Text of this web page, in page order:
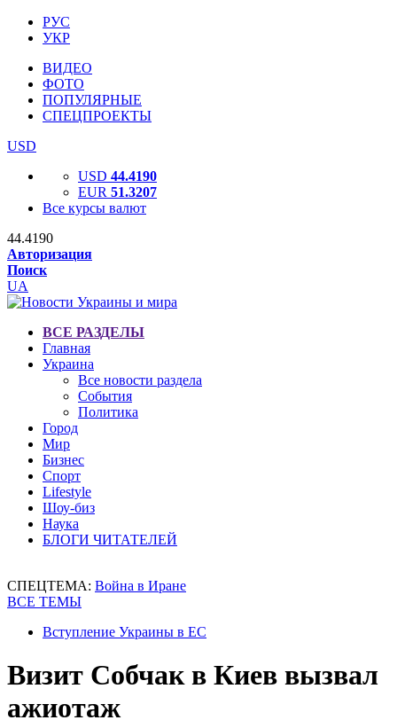
РУС
УКР
ВИДЕО
ФОТО
ПОПУЛЯРНЫЕ
СПЕЦПРОЕКТЫ
USD
USD 44.4190
EUR 51.3207
Все курсы валют
44.4190
Авторизация
Поиск
UA
ВСЕ РАЗДЕЛЫ
Главная
Украина
Все новости раздела
События
Политика
Город
Мир
Бизнес
Спорт
Lifestyle
Шоу-биз
Наука
БЛОГИ ЧИТАТЕЛЕЙ
СПЕЦТЕМА: Война в Иране
ВСЕ ТЕМЫ
Вступление Украины в ЕС
Визит Собчак в Киев вызвал
ажиотаж